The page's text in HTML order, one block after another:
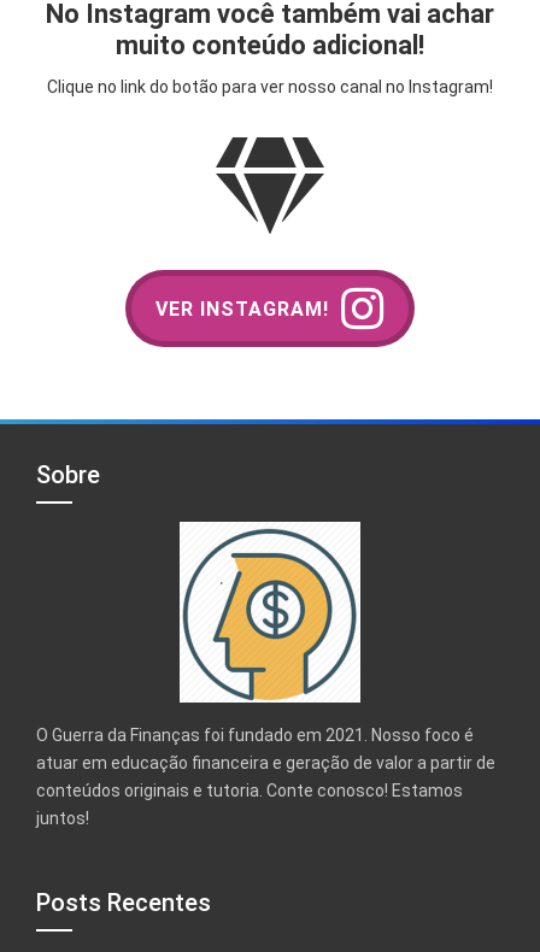
No Instagram você também vai achar
muito conteúdo adicional!
Clique no link do botão para ver nosso canal no Instagram!
VER INSTAGRAM!
Sobre
O Guerra da Finanças foi fundado em 2021. Nosso foco é
atuar em educação financeira e geração de valor a partir de
conteúdos originais e tutoria. Conte conosco! Estamos
juntos!
Posts Recentes